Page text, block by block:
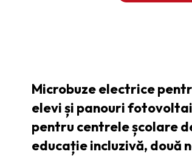
Microbuze electrice
elevi și panouri
pentru centrele școlare
educație incluzivă, două